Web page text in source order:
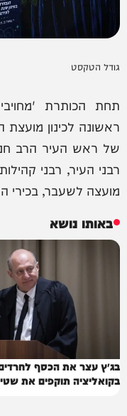
גודל הטקסט
תחת הכותרת
ראשונה לכינון
של ראש העיר הרב
רבני העיר, רבני
מועצה לשעבר, בכירי
באותו נושא
בג״ץ עצר את הכסף
בקואליציה תוקפים את